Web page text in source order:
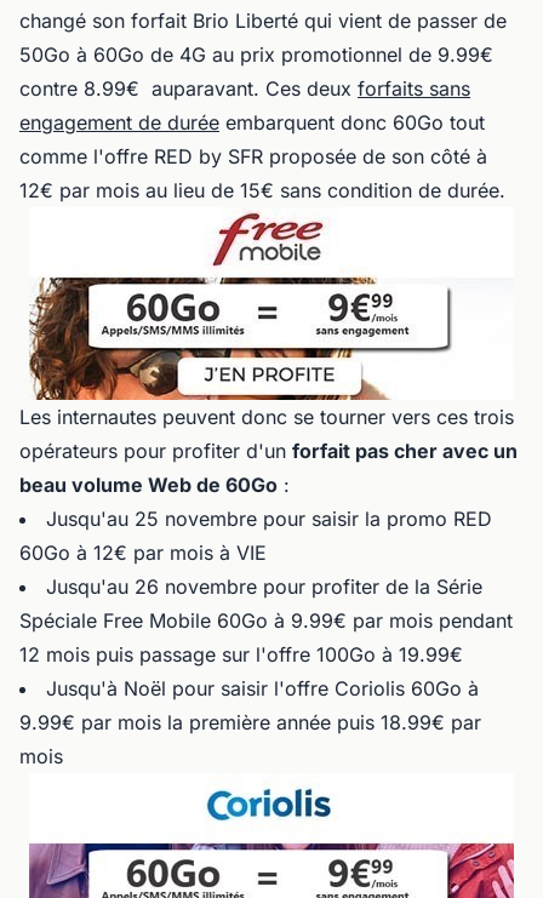
changé son forfait Brio Liberté qui vient de passer de
50Go à 60Go de 4G au prix promotionnel de 9.99€
contre 8.99€ auparavant. Ces deux forfaits sans
engagement de durée embarquent donc 60Go tout
comme l'offre RED by SFR proposée de son côté à
12€ par mois au lieu de 15€ sans condition de durée.
Les internautes peuvent donc se tourner vers ces trois
opérateurs pour profiter d'un forfait pas cher avec un
beau volume Web de 60Go :
Jusqu'au 25 novembre pour saisir la promo RED
60Go à 12€ par mois à VIE
Jusqu'au 26 novembre pour profiter de la Série
Spéciale Free Mobile 60Go à 9.99€ par mois pendant
12 mois puis passage sur l'offre 100Go à 19.99€
Jusqu'à Noël pour saisir l'offre Coriolis 60Go à
9.99€ par mois la première année puis 18.99€ par
mois